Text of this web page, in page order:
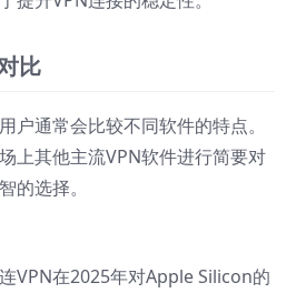
比
户通常会比较不同软件的特点。
上其他主流VPN软件进行简要对
的选择。
VPN在2025年对Apple Silicon的